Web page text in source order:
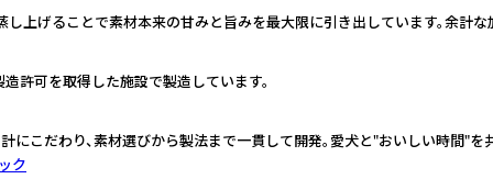
上げることで素材本来の甘みと旨みを最大限に引き出しています。余計な
許可を取得した施設で製造しています。
こだわり、素材選びから製法まで一貫して開発。愛犬と"おいしい時間"を
ク